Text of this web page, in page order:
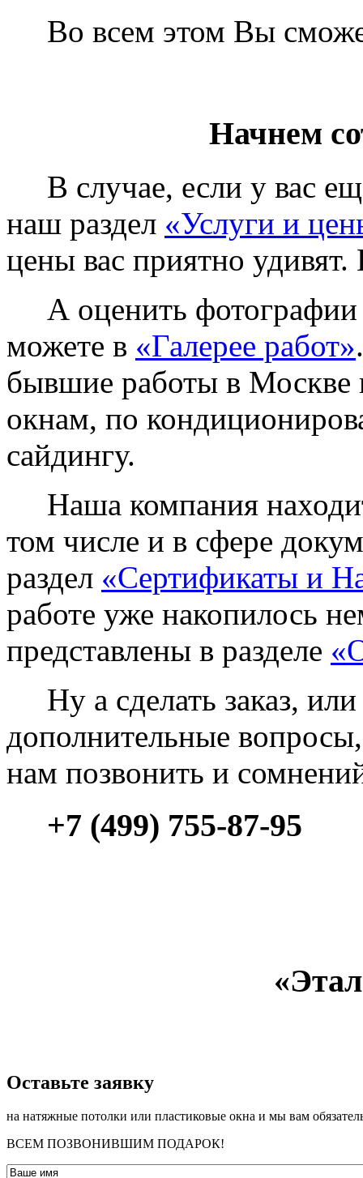
Во всем этом Вы
Начнем
В случае, если у вас
наш раздел «Услуги и
цены вас приятно
А оценить фотографии
можете в «Галерее работ»
бывшие работы в Москве
окнам, по
сайдингу.
Наша компания
том числе и в сфере
раздел «Сертификаты и
работе уже накопилось
представлены в разделе
Ну а сделать заказ, или
дополнительные вопросы,
нам позвонить и
+7 (499) 755-87-95
­Оставьте заявку
на натяжные потолки или пластиковые окна и мы вам
ВСЕМ ПОЗВОНИВШИМ ПОДАРОК!